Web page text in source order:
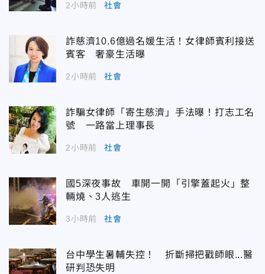
2小時前 社會
詐慈濟10.6億過名媛生活！女律師賓利接送
賓客 奢豪生活曝
2小時前 社會
詐騙女律師「寄生慈濟」手法曝！打志工名
號 一路當上理事長
2小時前 社會
國5深夜事故 車開一開「引擎蓋起火」整
輛燒、3人逃生
3小時前 社會
台中學生暑輔失控！ 折斷掃把戳師眼...醫
研判恐失明